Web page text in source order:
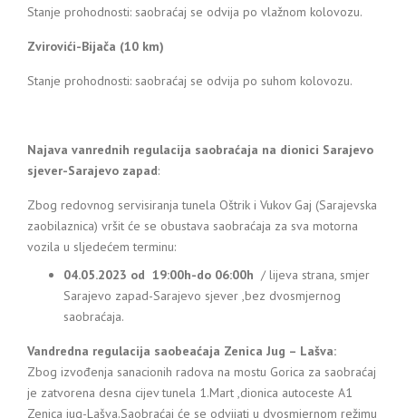
Stanje prohodnosti: saobraćaj se odvija po vlažnom kolovozu.
Zvirovići-Bijača (10 km)
Stanje prohodnosti: saobraćaj se odvija po suhom kolovozu.
Najava vanrednih regulacija saobraćaja na dionici Sarajevo
sjever-Sarajevo zapad:
Zbog redovnog servisiranja tunela Oštrik i Vukov Gaj (Sarajevska
zaobilaznica) vršit će se obustava saobraćaja za sva motorna
vozila u sljedećem terminu:
04.05.2023 od 19:00h-do 06:00h / lijeva strana, smjer
Sarajevo zapad-Sarajevo sjever ,bez dvosmjernog
saobraćaja.
Vandredna regulacija saobeaćaja Zenica Jug – Lašva:
Zbog izvođenja sanacionih radova na mostu Gorica za saobraćaj
je zatvorena desna cijev tunela 1.Mart ,dionica autoceste A1
Zenica jug-Lašva.Saobraćaj će se odvijati u dvosmjernom režimu